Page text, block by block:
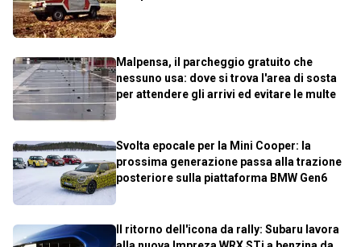
Malpensa, il parcheggio gratuito che
nessuno usa: dove si trova l'area di sosta
per attendere gli arrivi ed evitare le multe
Svolta epocale per la Mini Cooper: la
prossima generazione passa alla trazione
posteriore sulla piattaforma BMW Gen6
Il ritorno dell'icona da rally: Subaru lavora